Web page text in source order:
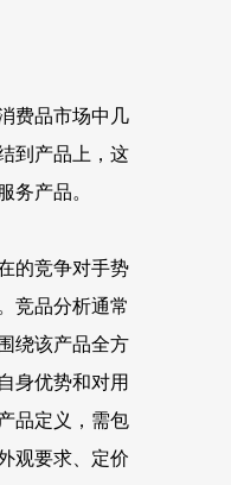
费品市场中几
到产品上，这
务产品。
的竞争对手势
竞品分析通常
绕该产品全方
身优势和对用
品定义，需包
观要求、定价